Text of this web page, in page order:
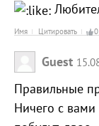
Имя Цитировать 0
Guest
Правильные
Ничего с вами